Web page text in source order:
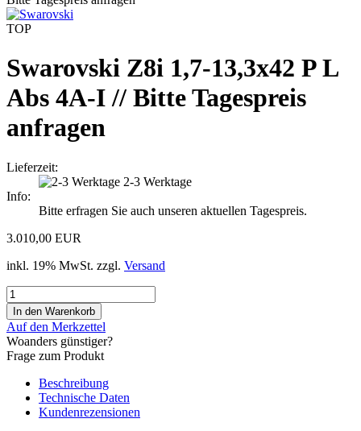
TOP
Swarovski Z8i 1,7-13,3x42 P L
Abs 4A-I // Bitte Tagespreis
anfragen
Lieferzeit:
2-3 Werktage
Info:
Bitte erfragen Sie auch unseren aktuellen Tagespreis.
3.010,00 EUR
inkl. 19% MwSt. zzgl. Versand
Auf den Merkzettel
Woanders günstiger?
Frage zum Produkt
Beschreibung
Technische Daten
Kundenrezensionen